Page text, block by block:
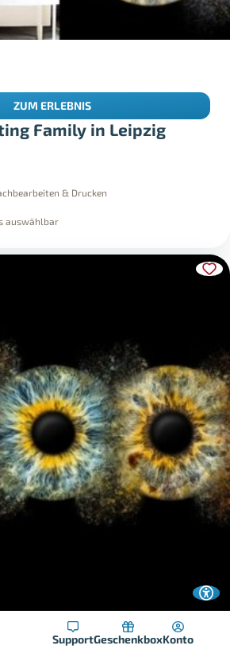
SupportGeschenkboxKonto
Family in Leipzig
& Drucken
auswählbar
ZUM ERLEBNIS